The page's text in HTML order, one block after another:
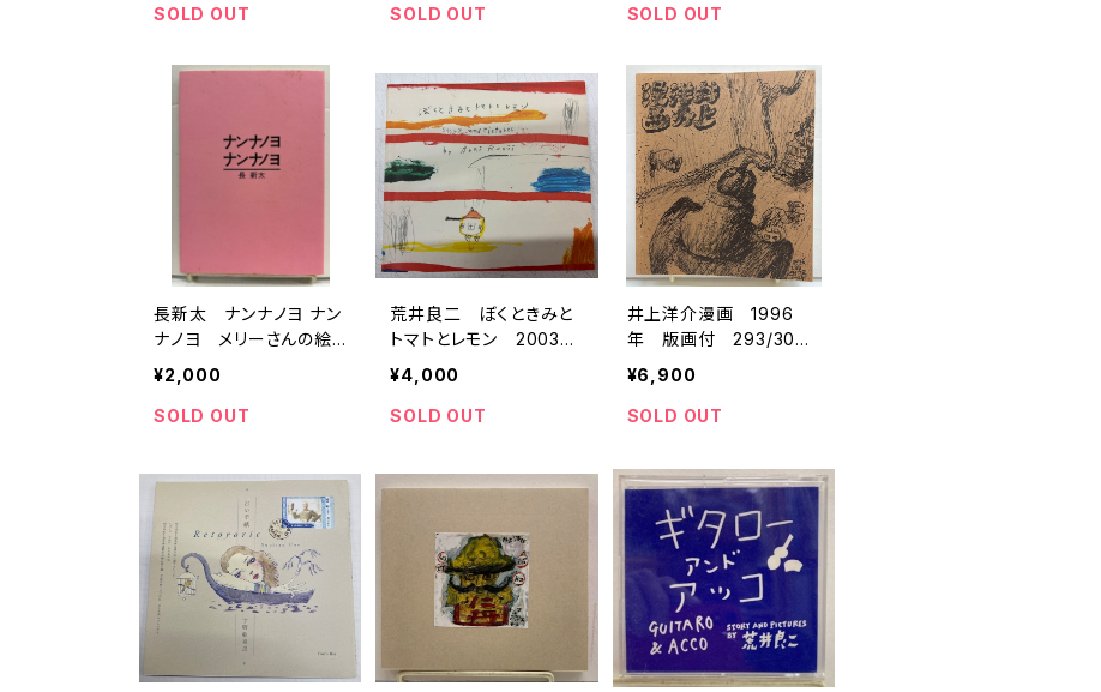
クス）
SOLD OUT
SOLD OUT
SOLD OUT
長新太 ナンナノヨ ナン
ナノヨ メリーさんの絵
本44 1993年 限定9
93部 トムズボックス
¥2,000
SOLD OUT
荒井良二 ぼくときみと
トマトとレモン 2003
年 限定1000部 トム
ズボックス
¥4,000
SOLD OUT
井上洋介漫画 1996
年 版画付 293/300
トムズボックス
¥6,900
SOLD OUT